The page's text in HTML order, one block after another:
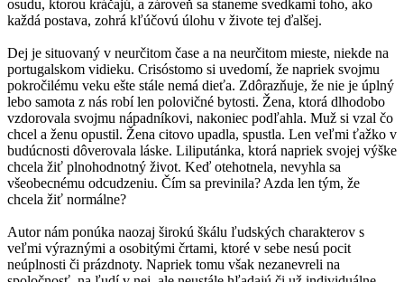
osudu, ktorou kráčajú, a zároveň sa staneme svedkami toho, ako
každá postava, zohrá kľúčovú úlohu v živote tej ďalšej.
Dej je situovaný v neurčitom čase a na neurčitom mieste, niekde na
portugalskom vidieku. Crisóstomo si uvedomí, že napriek svojmu
pokročilému veku ešte stále nemá dieťa. Zdôrazňuje, že nie je úplný
lebo samota z nás robí len polovičné bytosti. Žena, ktorá dlhodobo
vzdorovala svojmu nápadníkovi, nakoniec podľahla. Muž si vzal čo
chcel a ženu opustil. Žena citovo upadla, spustla. Len veľmi ťažko v
budúcnosti dôverovala láske. Liliputánka, ktorá napriek svojej výške
chcela žiť plnohodnotný život. Keď otehotnela, nevyhla sa
všeobecnému odcudzeniu. Čím sa previnila? Azda len tým, že
chcela žiť normálne?
Autor nám ponúka naozaj širokú škálu ľudských charakterov s
veľmi výraznými a osobitými črtami, ktoré v sebe nesú pocit
neúplnosti či prázdnoty. Napriek tomu však nezanevreli na